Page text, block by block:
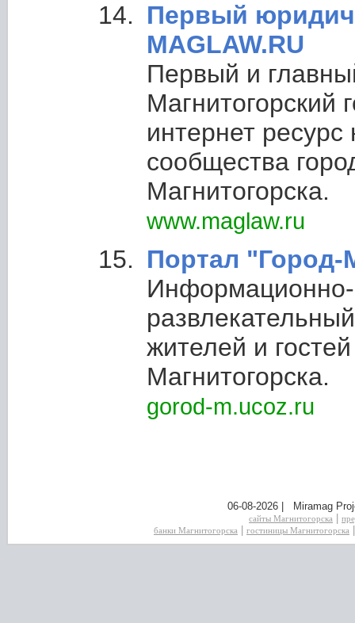
Первый
MAGLAW.RU
Первый и
Магнитогорский
интернет ресурс
сообщества
Магнитогорска.
www.maglaw.ru
Портал
Информационно-
жителей и
Магнитогорска.
gorod-m.ucoz.ru
06-08-2026 | Miramag
сайты Магнитогорска
банки Магнитогорска
гостиницы Магнитогорска